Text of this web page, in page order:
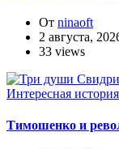
От ninaoft
2 августа,
33 views
Интересная история
Тимошенко и